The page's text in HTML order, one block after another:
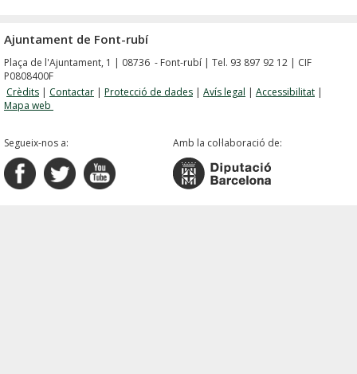
Ajuntament de Font-rubí
Plaça de l'Ajuntament, 1 | 08736 - Font-rubí | Tel. 93 897 92 12 | CIF
P0808400F
Crèdits | Contactar | Protecció de dades | Avís legal | Accessibilitat |
Mapa web
Segueix-nos a: Amb la col·laboració de: